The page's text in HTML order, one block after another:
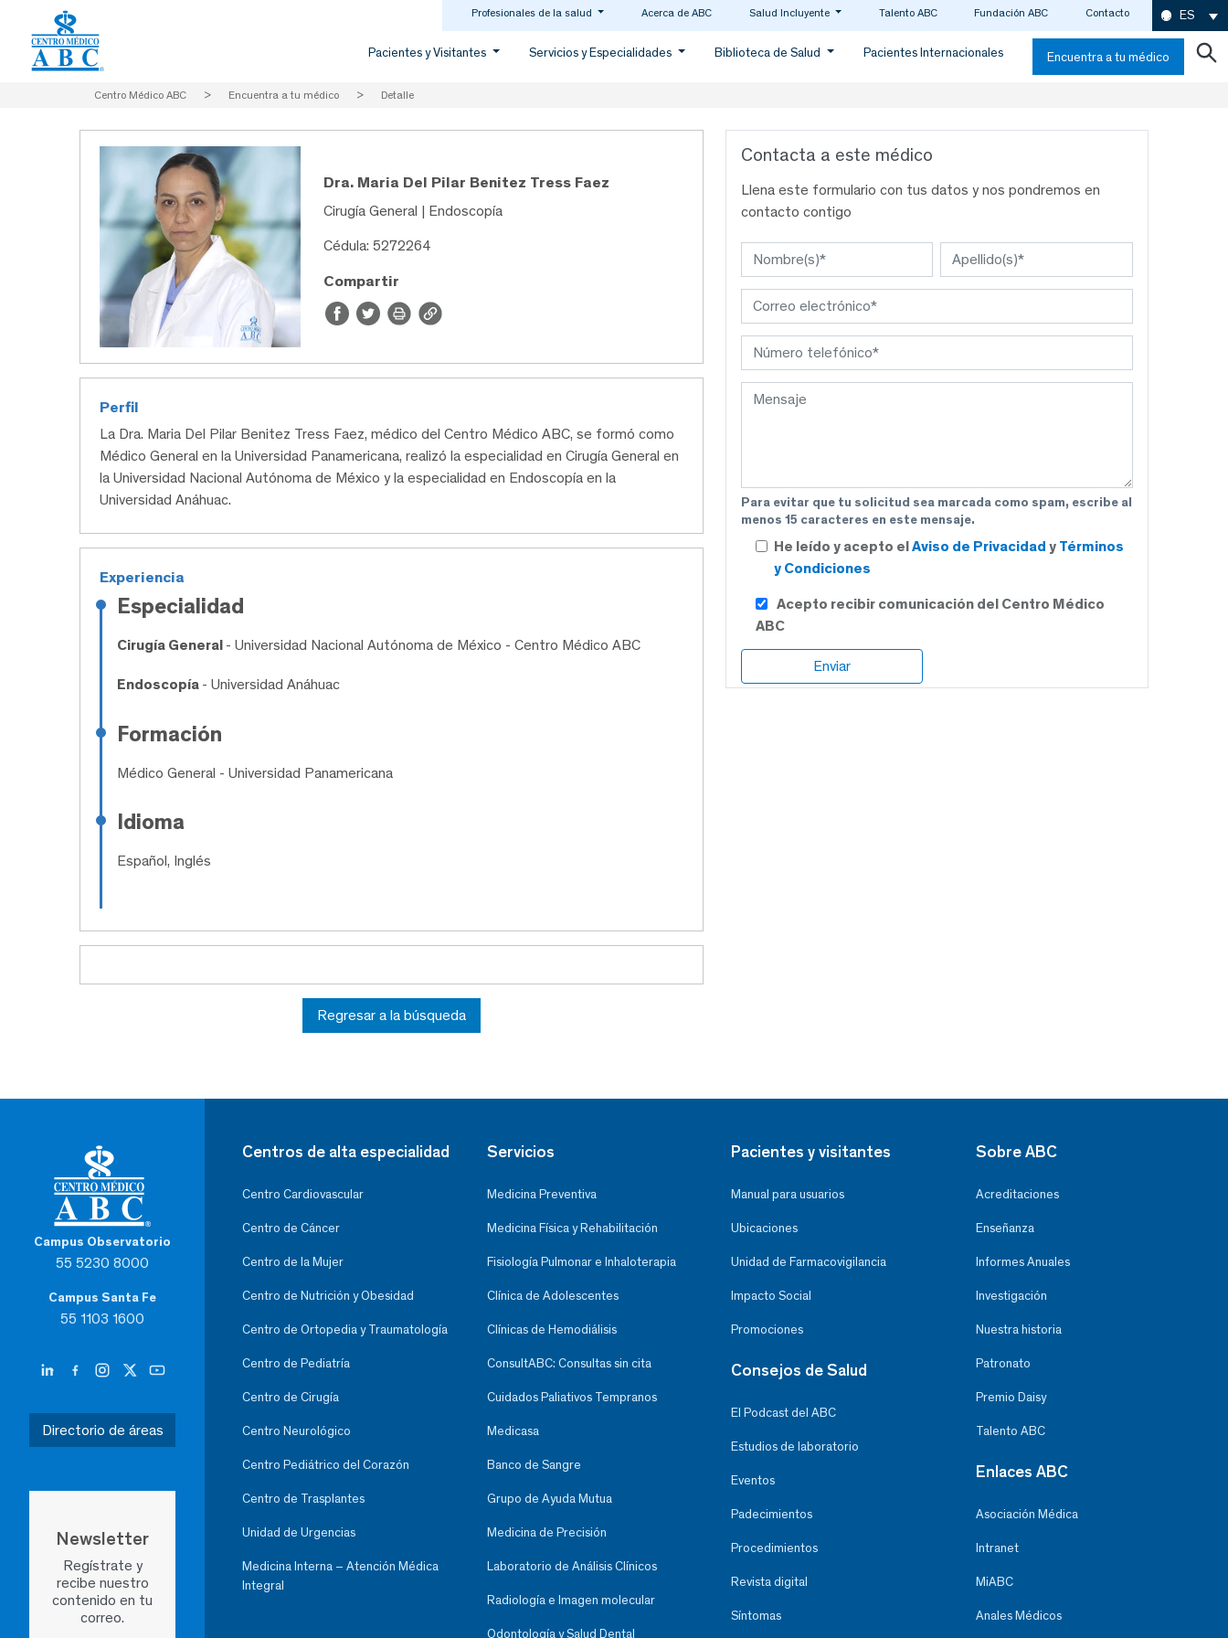
Profesionales de la salud Acerca de ABC Salud Incluyente Talento ABC Fundación ABC Contacto ES
Pacientes y Visitantes Servicios y Especialidades Biblioteca de Salud Pacientes Internacionales Encuentra a tu médico
Centro Médico ABC > Encuentra a tu médico > Detalle
Dra. Maria Del Pilar Benitez Tress Faez
Cirugía General | Endoscopía
Cédula: 5272264
Compartir
Perfil
La Dra. Maria Del Pilar Benitez Tress Faez, médico del Centro Médico ABC, se formó como
Médico General en la Universidad Panamericana, realizó la especialidad en Cirugía General en
la Universidad Nacional Autónoma de México y la especialidad en Endoscopía en la
Universidad Anáhuac.
Experiencia
Especialidad
Cirugía General - Universidad Nacional Autónoma de México - Centro Médico ABC
Endoscopía - Universidad Anáhuac
Formación
Médico General - Universidad Panamericana
Idioma
Español, Inglés
Regresar a la búsqueda
Contacta a este médico
Llena este formulario con tus datos y nos pondremos en
contacto contigo
Para evitar que tu solicitud sea marcada como spam, escribe al
menos 15 caracteres en este mensaje.
He leído y acepto elAviso de Privacidad y Términos
y Condiciones
Acepto recibir comunicación del Centro Médico
ABC
Campus Observatorio
55 5230 8000
Campus Santa Fe
55 1103 1600
Directorio de áreas
Newsletter
Regístrate y
recibe nuestro
contenido en tu
correo.
Centros de alta especialidad
Centro Cardiovascular
Centro de Cáncer
Centro de la Mujer
Centro de Nutrición y Obesidad
Centro de Ortopedia y Traumatología
Centro de Pediatría
Centro de Cirugía
Centro Neurológico
Centro Pediátrico del Corazón
Centro de Trasplantes
Unidad de Urgencias
Medicina Interna – Atención Médica
Integral
Servicios
Medicina Preventiva
Medicina Física y Rehabilitación
Fisiología Pulmonar e Inhaloterapia
Clínica de Adolescentes
Clínicas de Hemodiálisis
ConsultABC: Consultas sin cita
Cuidados Paliativos Tempranos
Medicasa
Banco de Sangre
Grupo de Ayuda Mutua
Medicina de Precisión
Laboratorio de Análisis Clínicos
Radiología e Imagen molecular
Odontología y Salud Dental
Pacientes y visitantes
Manual para usuarios
Ubicaciones
Unidad de Farmacovigilancia
Impacto Social
Promociones
Consejos de Salud
El Podcast del ABC
Estudios de laboratorio
Eventos
Padecimientos
Procedimientos
Revista digital
Síntomas
Sobre ABC
Acreditaciones
Enseñanza
Informes Anuales
Investigación
Nuestra historia
Patronato
Premio Daisy
Talento ABC
Enlaces ABC
Asociación Médica
Intranet
MiABC
Anales Médicos